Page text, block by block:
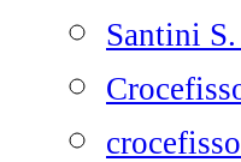
Santini